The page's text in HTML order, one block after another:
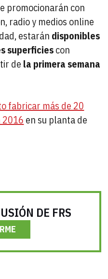
promocionarán con
radio y medios online
estarán disponibles
superficiescon
de la primera semana
fabricar más de 20
2016 en su planta de
DE FRS